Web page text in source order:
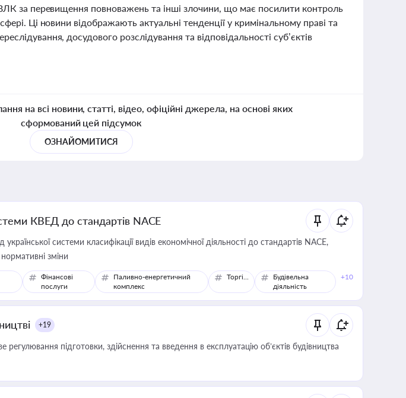
ВЛК за перевищення повноважень та інші злочини, що має посилити контроль
Ці новини відображають актуальні тенденції у кримінальному праві та
досудового розслідування та відповідальності суб’єктів
на всі новини, статті, відео, офіційні джерела, на основі яких
сформований цей підсумок
ОЗНАЙОМИТИСЯ
КВЕД до стандартів NACE
системи класифікації видів економічної діяльності до стандартів NACE,
зміни
Фінансові
послуги
Паливно-енергетичний
комплекс
Торгівля
Будівельна
діяльність
+10
+19
підготовки, здійснення та введення в експлуатацію об’єктів будівництва